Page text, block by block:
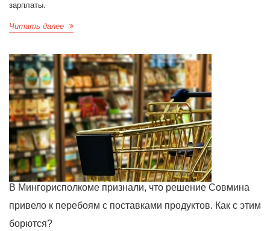
зарплаты.
Читать далее
В Мингорисполкоме признали, что решение Совмина
привело к перебоям с поставками продуктов. Как с этим
борются?